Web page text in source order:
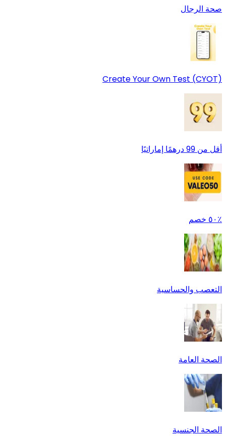
صحة الرجال
Create Your Own Test (CYOT)
أقل من 99 درهمًا إماراتيًا
٪٥٠ خصم
التعصب والحساسية
الصحة العامة
الصحة الجنسية